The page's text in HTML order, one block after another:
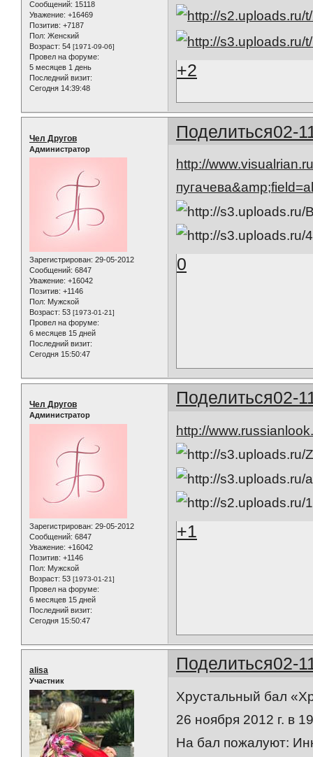
Сообщений: 15118
Уважение: +16469
Позитив: +7187
Пол: Женский
Возраст: 54 [1971-09-06]
Провел на форуме:
5 месяцев 1 день
Последний визит:
Сегодня 14:39:48
+2
Поделиться02-
Чел Другов
Администратор
Зарегистрирован: 29-05-2012
Сообщений: 6847
Уважение: +16042
Позитив: +1146
Пол: Мужской
Возраст: 53 [1973-01-21]
Провел на форуме:
6 месяцев 15 дней
Последний визит:
Сегодня 15:50:47
http://
0
Поделиться02-
Чел Другов
Администратор
Зарегистрирован: 29-05-2012
Сообщений: 6847
Уважение: +16042
Позитив: +1146
Пол: Мужской
Возраст: 53 [1973-01-21]
Провел на форуме:
6 месяцев 15 дней
Последний визит:
Сегодня 15:50:47
http://
+1
Поделиться02-
alisa
Участник
Хрустальный бал
26 ноября 2012 г. в
На бал пожалуют: